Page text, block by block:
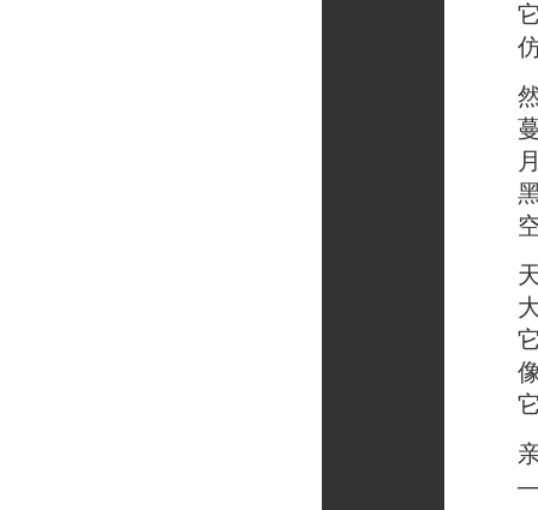
它
仿
然
蔓
月
黑
空
天
大
它
像
它
亲
——